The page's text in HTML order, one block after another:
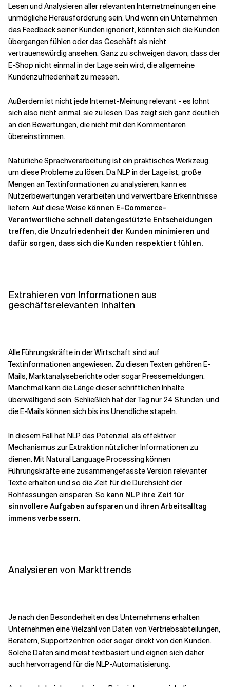
Lesen und Analysieren aller relevanten Internetmeinungen eine
unmögliche Herausforderung sein. Und wenn ein Unternehmen
das Feedback seiner Kunden ignoriert, könnten sich die Kunden
übergangen fühlen oder das Geschäft als nicht
vertrauenswürdig ansehen. Ganz zu schweigen davon, dass der
E-Shop nicht einmal in der Lage sein wird, die allgemeine
Kundenzufriedenheit zu messen.
Außerdem ist nicht jede Internet-Meinung relevant - es lohnt
sich also nicht einmal, sie zu lesen. Das zeigt sich ganz deutlich
an den Bewertungen, die nicht mit den Kommentaren
übereinstimmen.
Natürliche Sprachverarbeitung ist ein praktisches Werkzeug,
um diese Probleme zu lösen. Da NLP in der Lage ist, große
Mengen an Textinformationen zu analysieren, kann es
Nutzerbewertungen verarbeiten und verwertbare Erkenntnisse
liefern. Auf diese Weise können E-Commerce-
Verantwortliche schnell datengestützte Entscheidungen
treffen, die Unzufriedenheit der Kunden minimieren und
dafür sorgen, dass sich die Kunden respektiert fühlen.
Extrahieren von Informationen aus
geschäftsrelevanten Inhalten
Alle Führungskräfte in der Wirtschaft sind auf
Textinformationen angewiesen. Zu diesen Texten gehören E-
Mails, Marktanalyseberichte oder sogar Pressemeldungen.
Manchmal kann die Länge dieser schriftlichen Inhalte
überwältigend sein. Schließlich hat der Tag nur 24 Stunden, und
die E-Mails können sich bis ins Unendliche stapeln.
In diesem Fall hat NLP das Potenzial, als effektiver
Mechanismus zur Extraktion nützlicher Informationen zu
dienen. Mit Natural Language Processing können
Führungskräfte eine zusammengefasste Version relevanter
Texte erhalten und so die Zeit für die Durchsicht der
Rohfassungen einsparen. So kann NLP ihre Zeit für
sinnvollere Aufgaben aufsparen und ihren Arbeitsalltag
immens verbessern.
Analysieren von Markttrends
Je nach den Besonderheiten des Unternehmens erhalten
Unternehmen eine Vielzahl von Daten von Vertriebsabteilungen,
Beratern, Supportzentren oder sogar direkt von den Kunden.
Solche Daten sind meist textbasiert und eignen sich daher
auch hervorragend für die NLP-Automatisierung.